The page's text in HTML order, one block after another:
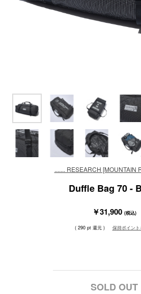
....... RESEARCH [MOUNTAIN
Duffle Bag 70 -
￥31,900 (税込)
( 290 pt 還元 ) 保持ポイント
SOLD OUT